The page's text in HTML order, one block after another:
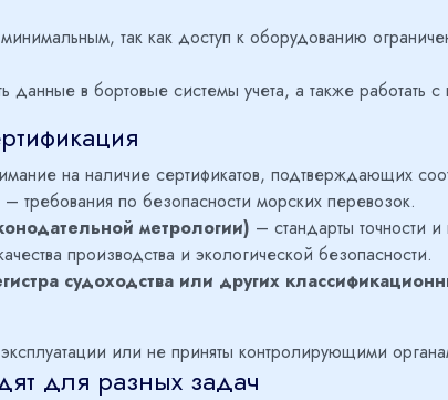
так как доступ к оборудованию
в бортовые системы учета, а также работать
на наличие сертификатов, подтверждающих
– требования по безопасности морских перевозок.
метрологии) – стандарты точности
производства и экологической безопасности.
судоходства или других
или не приняты контролирующими
для разных задач